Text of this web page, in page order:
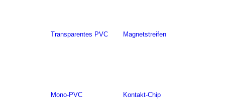
Transparentes PVC
Mono-PVC
Magnetstreifen
Kontakt-Chip